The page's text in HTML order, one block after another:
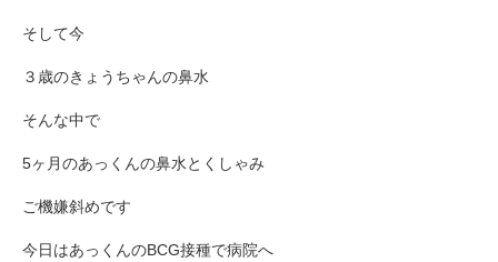
そして今
３歳のきょうちゃんの鼻水
そんな中で
5ヶ月のあっくんの鼻水とくしゃみ
ご機嫌斜めです
今日はあっくんのBCG接種で病院へ